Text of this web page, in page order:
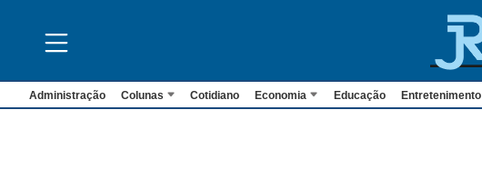
Administração Colunas Cotidiano Economia Educação Entretenimento